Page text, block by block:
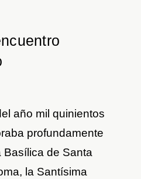
año mil quinientos
profundamente
Basílica de Santa
la Santísima